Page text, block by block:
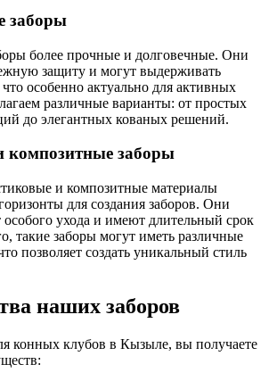
заборы
более прочные и долговечные. Они
защиту и могут выдерживать
особенно актуально для активных
различные варианты: от простых
до элегантных кованых решений.
композитные заборы
и композитные материалы
для создания заборов. Они
особого ухода и имеют длительный срок
такие заборы могут иметь различные
позволяет создать уникальный стиль
наших заборов
конных клубов в Кызыле, вы получаете